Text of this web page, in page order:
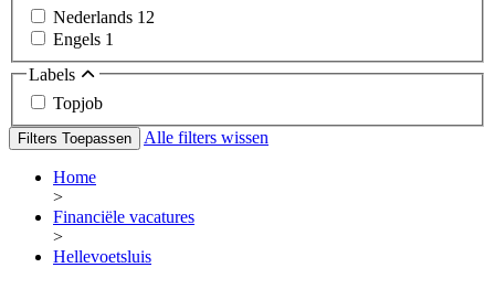
Nederlands 12
Engels 1
Labels
Topjob
Filters Toepassen Alle filters wissen
Home
>
Financiële vacatures
>
Hellevoetsluis